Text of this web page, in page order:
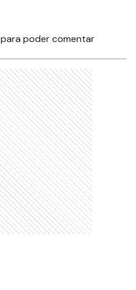
para poder comentar